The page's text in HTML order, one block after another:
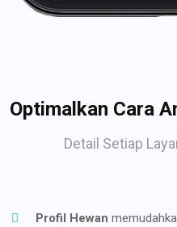
Optimalkan Cara
Detail Setiap
Profil Hewan